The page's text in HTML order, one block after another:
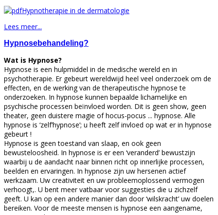
Hypnotherapie in de dermatologie
Lees meer...
Hypnosebehandeling?
Wat is Hypnose?
Hypnose is een hulpmiddel in de medische wereld en in
psychotherapie. Er gebeurt wereldwijd heel veel onderzoek om de
effecten, en de werking van de therapeutische hypnose te
onderzoeken. In hypnose kunnen bepaalde lichamelijke en
psychische processen beïnvloed worden. Dit is geen show, geen
theater, geen duistere magie of hocus-pocus ... hypnose. Alle
hypnose is ‘zelf’hypnose’; u heeft zelf invloed op wat er in hypnose
gebeurt !
Hypnose is geen toestand van slaap, en ook geen
bewusteloosheid. In hypnose is er een ‘veranderd’ bewustzijn
waarbij u de aandacht naar binnen richt op innerlijke processen,
beelden en ervaringen. In hypnose zijn uw hersenen actief
werkzaam. Uw creativiteit en uw probleemoplossend vermogen
verhoogt,. U bent meer vatbaar voor suggesties die u zichzelf
geeft. U kan op een andere manier dan door ‘wilskracht’ uw doelen
bereiken. Voor de meeste mensen is hypnose een aangename,